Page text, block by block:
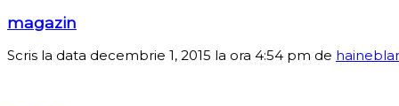
magazin
Scris la data decembrie 1, 2015 la ora 4:54 pm de